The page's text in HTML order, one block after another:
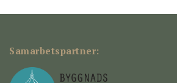
Samarbetspartner: